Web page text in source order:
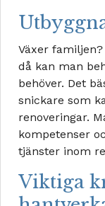
Växer
då kan man
behöver. Det
snickare som
renoveringar.
kompetenser
tjänster inom
Viktiga